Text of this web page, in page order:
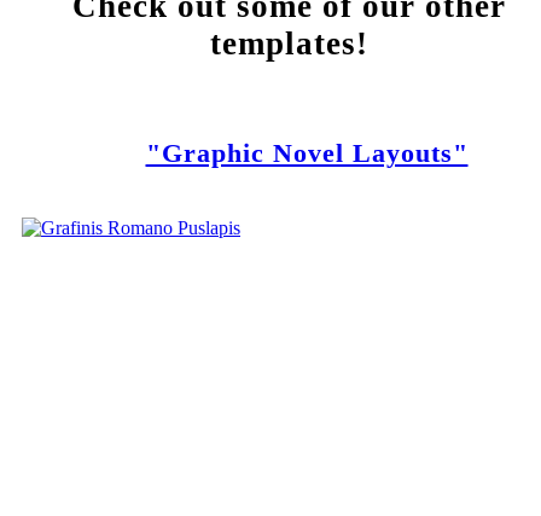
templates!
"Graphic Novel Layouts"